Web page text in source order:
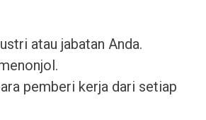
atau jabatan Anda.
pemberi kerja dari setiap